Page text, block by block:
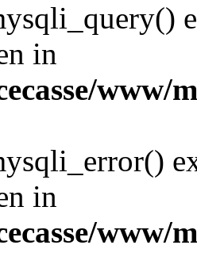
in
www/
in
www/